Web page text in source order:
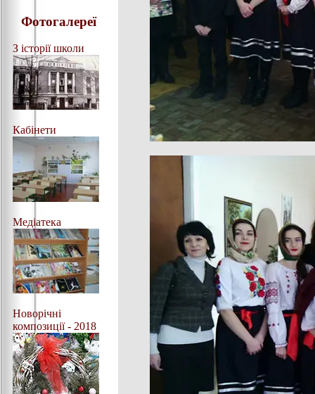
Фотогалереї
З історії школи
Кабінети
Медіатека
Новорічні
композиції - 2018